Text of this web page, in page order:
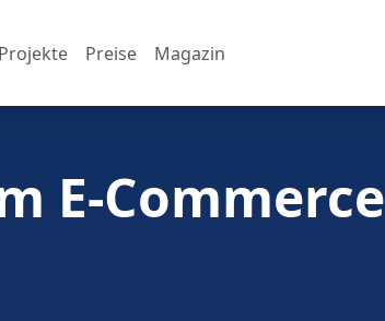
Projekte Preise Magazin
E-Commerce